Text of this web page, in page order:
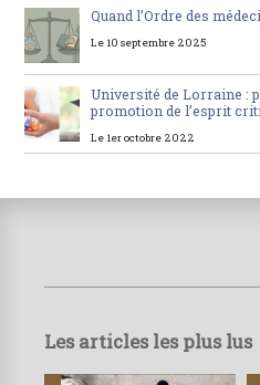
Quand l’Ordre des
Le 10 septembre 2025
Université de Lorraine :
promotion de l’esprit
Le 1er octobre 2022
Les articles les plus lus